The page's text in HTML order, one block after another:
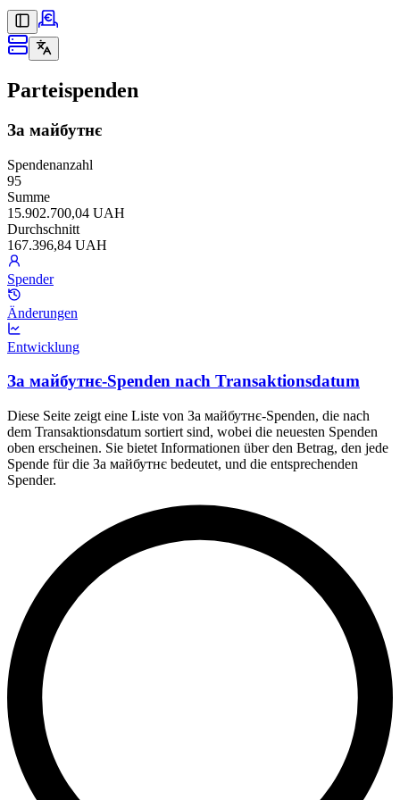
Parteispenden
За майбутнє
Spendenanzahl
95
Summe
15.902.700,04 UAH
Durchschnitt
167.396,84 UAH
Spender
Änderungen
Entwicklung
За майбутнє-Spenden nach Transaktionsdatum
Diese Seite zeigt eine Liste von За майбутнє-Spenden, die nach
dem Transaktionsdatum sortiert sind, wobei die neuesten Spenden
oben erscheinen. Sie bietet Informationen über den Betrag, den jede
Spende für die За майбутнє bedeutet, und die entsprechenden
Spender.